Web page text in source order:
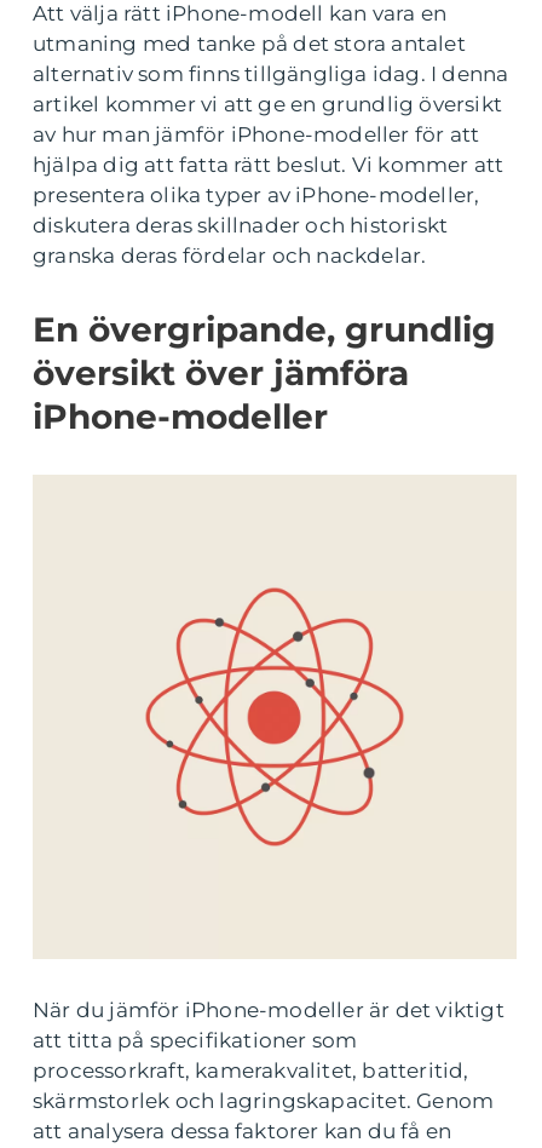
Att välja rätt iPhone-modell kan vara en
utmaning med tanke på det stora antalet
alternativ som finns tillgängliga idag. I denna
artikel kommer vi att ge en grundlig översikt
av hur man jämför iPhone-modeller för att
hjälpa dig att fatta rätt beslut. Vi kommer att
presentera olika typer av iPhone-modeller,
diskutera deras skillnader och historiskt
granska deras fördelar och nackdelar.
En övergripande, grundlig
översikt över jämföra
iPhone-modeller
När du jämför iPhone-modeller är det viktigt
att titta på specifikationer som
processorkraft, kamerakvalitet, batteritid,
skärmstorlek och lagringskapacitet. Genom
att analysera dessa faktorer kan du få en